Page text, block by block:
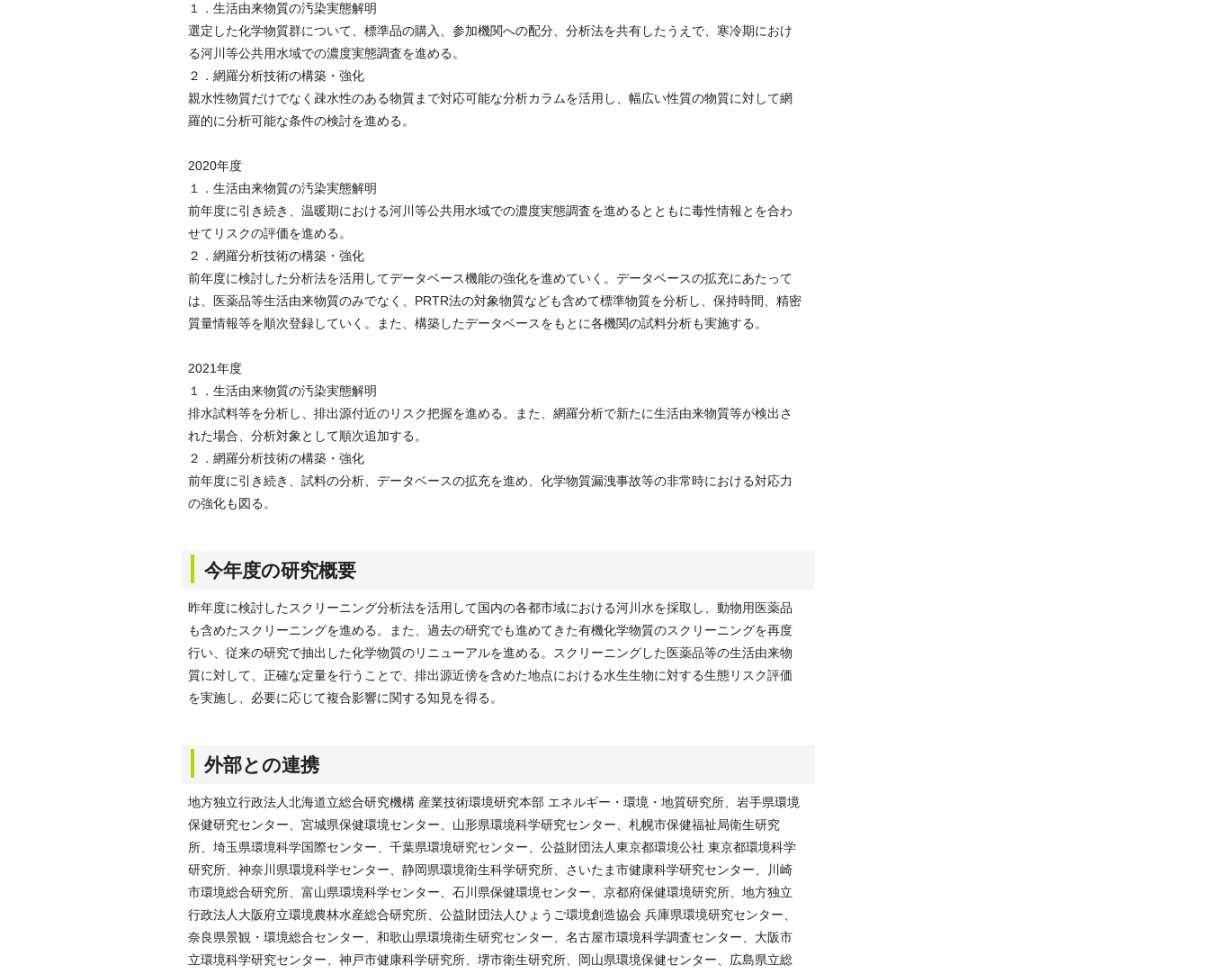
１．生活由来物質の汚染実態解明
選定した化学物質群について、標準品の購入、参加機関への配分、分析法を共有したうえで、寒冷期におけ
る河川等公共用水域での濃度実態調査を進める。
２．網羅分析技術の構築・強化
親水性物質だけでなく疎水性のある物質まで対応可能な分析カラムを活用し、幅広い性質の物質に対して網
羅的に分析可能な条件の検討を進める。
2020年度
１．生活由来物質の汚染実態解明
前年度に引き続き、温暖期における河川等公共用水域での濃度実態調査を進めるとともに毒性情報とを合わ
せてリスクの評価を進める。
２．網羅分析技術の構築・強化
前年度に検討した分析法を活用してデータベース機能の強化を進めていく。データベースの拡充にあたって
は、医薬品等生活由来物質のみでなく、PRTR法の対象物質なども含めて標準物質を分析し、保持時間、精密
質量情報等を順次登録していく。また、構築したデータベースをもとに各機関の試料分析も実施する。
2021年度
１．生活由来物質の汚染実態解明
排水試料等を分析し、排出源付近のリスク把握を進める。また、網羅分析で新たに生活由来物質等が検出さ
れた場合、分析対象として順次追加する。
２．網羅分析技術の構築・強化
前年度に引き続き、試料の分析、データベースの拡充を進め、化学物質漏洩事故等の非常時における対応力
の強化も図る。
今年度の研究概要
昨年度に検討したスクリーニング分析法を活用して国内の各都市域における河川水を採取し、動物用医薬品
も含めたスクリーニングを進める。また、過去の研究でも進めてきた有機化学物質のスクリーニングを再度
行い、従来の研究で抽出した化学物質のリニューアルを進める。スクリーニングした医薬品等の生活由来物
質に対して、正確な定量を行うことで、排出源近傍を含めた地点における水生生物に対する生態リスク評価
を実施し、必要に応じて複合影響に関する知見を得る。
外部との連携
地方独立行政法人北海道立総合研究機構 産業技術環境研究本部 エネルギー・環境・地質研究所、岩手県環境
保健研究センター、宮城県保健環境センター、山形県環境科学研究センター、札幌市保健福祉局衛生研究
所、埼玉県環境科学国際センター、千葉県環境研究センター、公益財団法人東京都環境公社 東京都環境科学
研究所、神奈川県環境科学センター、静岡県環境衛生科学研究所、さいたま市健康科学研究センター、川崎
市環境総合研究所、富山県環境科学センター、石川県保健環境センター、京都府保健環境研究所、地方独立
行政法人大阪府立環境農林水産総合研究所、公益財団法人ひょうご環境創造協会 兵庫県環境研究センター、
奈良県景観・環境総合センター、和歌山県環境衛生研究センター、名古屋市環境科学調査センター、大阪市
立環境科学研究センター、神戸市健康科学研究所、堺市衛生研究所、岡山県環境保健センター、広島県立総